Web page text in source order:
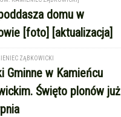
domu w
[foto] [aktualizacja]
ZĄBKOWICKI
Gminne w Kamieńcu
Święto plonów już